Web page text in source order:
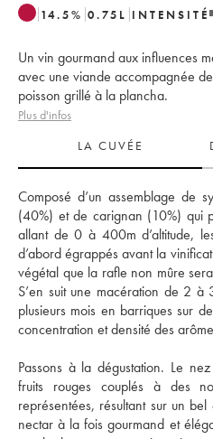
14.5% 0.75 L INTENSITÉ
Un vin gourmand aux influences
avec une viande accompagnée
poisson grillé à la plancha.
Plus d'infos
LA CUVÉE
Composé d’un assemblage de
(40%) et de carignan (10%) qui
allant de 0 à 400m d’altitude,
d’abord égrappés avant la
végétal que la rafle non mûre
S’en suit une macération de 2 à
plusieurs mois en barriques sur
concentration et densité des
Passons à la dégustation. Le
fruits rouges couplés à des
représentées, résultant sur un
nectar à la fois gourmand et